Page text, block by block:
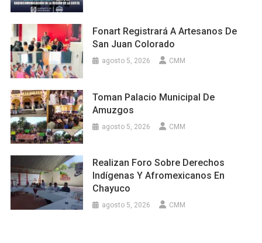
Fonart Registrará A Artesanos De
San Juan Colorado
agosto 5, 2026 CMM
Toman Palacio Municipal De
Amuzgos
agosto 5, 2026 CMM
Realizan Foro Sobre Derechos
Indígenas Y Afromexicanos En
Chayuco
agosto 5, 2026 CMM